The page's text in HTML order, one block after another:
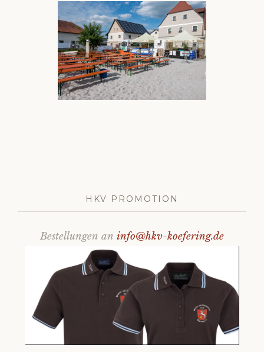
HKV PROMOTION
Bestellungen an info@hkv-koefering.de